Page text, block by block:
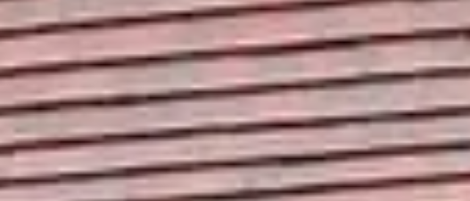
à Tourny ! L'année dernière l'événement a ressemblé 170 compétiteurs. Les
la halle. On compte sur toi cette année ! 😉